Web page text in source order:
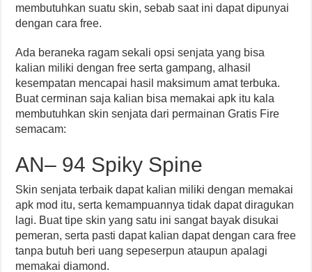
membutuhkan suatu skin, sebab saat ini dapat dipunyai
dengan cara free.
Ada beraneka ragam sekali opsi senjata yang bisa
kalian miliki dengan free serta gampang, alhasil
kesempatan mencapai hasil maksimum amat terbuka.
Buat cerminan saja kalian bisa memakai apk itu kala
membutuhkan skin senjata dari permainan Gratis Fire
semacam:
AN– 94 Spiky Spine
Skin senjata terbaik dapat kalian miliki dengan memakai
apk mod itu, serta kemampuannya tidak dapat diragukan
lagi. Buat tipe skin yang satu ini sangat bayak disukai
pemeran, serta pasti dapat kalian dapat dengan cara free
tanpa butuh beri uang sepeserpun ataupun apalagi
memakai diamond.